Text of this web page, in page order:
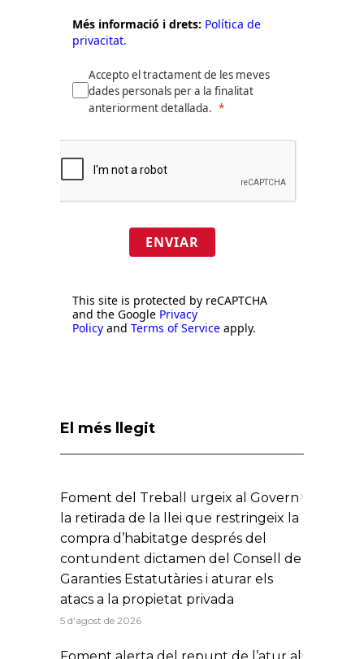
Més informació i drets: Política de
privacitat.
Accepto el tractament de les meves
dades personals per a la finalitat
anteriorment detallada.
ENVIAR
This site is protected by reCAPTCHA
and the Google Privacy
Policy and Terms of Service apply.
El més llegit
Foment del Treball urgeix al Govern
la retirada de la llei que restringeix la
compra d’habitatge després del
contundent dictamen del Consell de
Garanties Estatutàries i aturar els
atacs a la propietat privada
5 d'agost de 2026